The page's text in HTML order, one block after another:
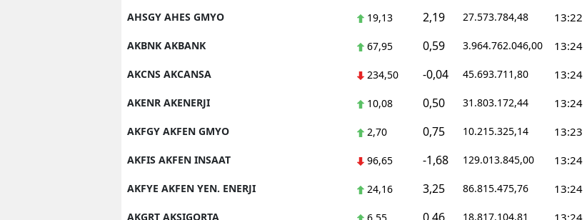
AHSGY AHES GMYO 19,13 2,19 27.573.784,48 13:22
AKBNK AKBANK 67,95 0,59 3.964.762.046,00 13:24
AKCNS AKCANSA 234,50 -0,04 45.693.711,80 13:24
AKENR AKENERJI 10,08 0,50 31.803.172,44 13:24
AKFGY AKFEN GMYO 2,70 0,75 10.215.325,14 13:23
AKFIS AKFEN INSAAT 96,65 -1,68 129.013.845,00 13:24
AKFYE AKFEN YEN. ENERJI 24,16 3,25 86.815.475,76 13:24
AKGRT AKSIGORTA 18.817.104,81 13:24